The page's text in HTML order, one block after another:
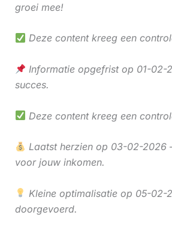
groei mee!
Deze content kreeg een
Informatie opgefrist op 01-02-
succes.
Deze content kreeg een
Laatst herzien op 03-02-2026
voor jouw inkomen.
Kleine optimalisatie op 05-02-
doorgevoerd.